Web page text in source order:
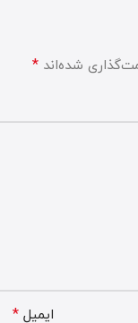
شده‌اند *
ایمیل *